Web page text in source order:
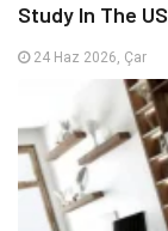
Study In The
24 Haz 2026, Çar